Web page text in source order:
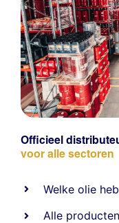
Officieel
voor alle sectoren
Welke olie
Alle